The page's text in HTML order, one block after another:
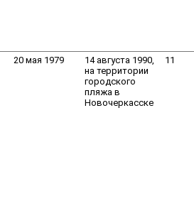
20 мая 1979
14 августа 1990,
на территории
городского
пляжа в
Новочеркасске
11